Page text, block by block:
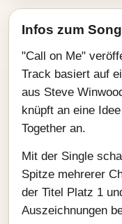
Infos zum Song
"Call on Me"
Track basiert auf
aus Steve
knüpft an eine
Together an.
Mit der Single
Spitze mehrerer
der Titel Platz 1
Auszeichnungen